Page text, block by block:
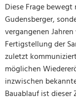
Diese Frage
Gudensberger,
vergangenen
Fertigstellung der
zuletzt
möglichen
inzwischen
Bauablauf ist